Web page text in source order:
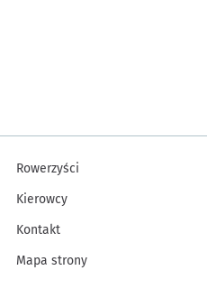
Rowerzyści
Kierowcy
Kontakt
Mapa strony